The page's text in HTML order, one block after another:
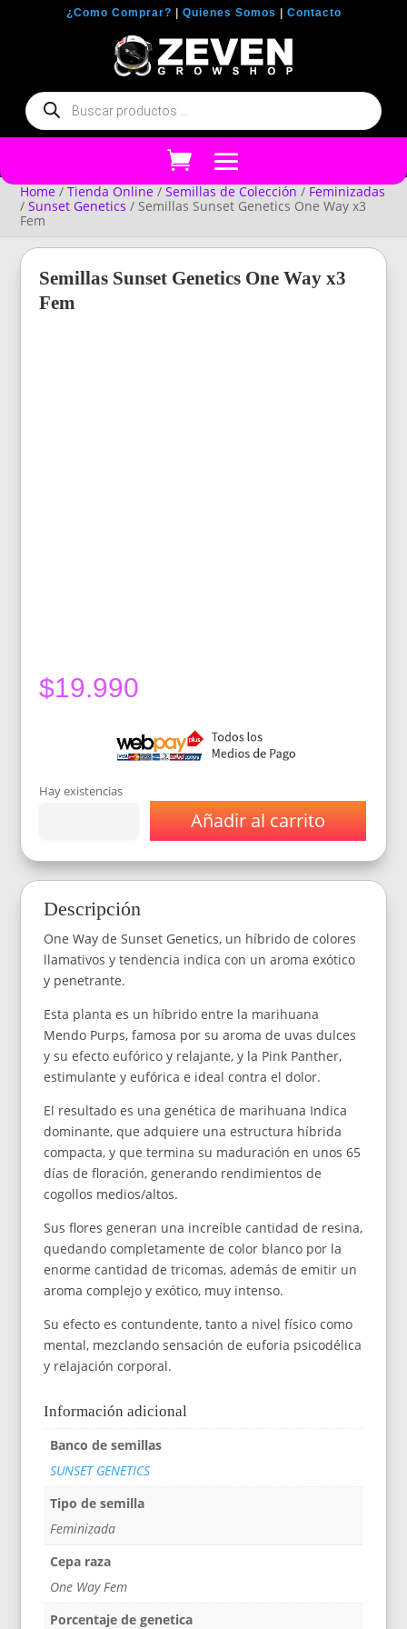
¿Como Comprar? Quienes Somos Contacto
Búsqueda
de
productos
Home /Tienda Online /Semillas de Colección / Feminizadas
/Sunset Genetics / Semillas Sunset Genetics One Way x3
Fem
Semillas Sunset Genetics One Way x3
Fem
$19.990
Hay existencias
Genetics
One
x3
cantidad
Añadir al carrito
Descripción
One Way de Sunset Genetics, un híbrido de colores
llamativos y tendencia indica con un aroma exótico
y penetrante.
Esta planta es un híbrido entre la marihuana
Mendo Purps, famosa por su aroma de uvas dulces
y su efecto eufórico y relajante, y la Pink Panther,
estimulante y eufórica e ideal contra el dolor.
El resultado es una genética de marihuana Indica
dominante, que adquiere una estructura híbrida
compacta, y que termina su maduración en unos 65
días de floración, generando rendimientos de
cogollos medios/altos.
Sus flores generan una increíble cantidad de resina,
quedando completamente de color blanco por la
enorme cantidad de tricomas, además de emitir un
aroma complejo y exótico, muy intenso.
Su efecto es contundente, tanto a nivel físico como
mental, mezclando sensación de euforia psicodélica
y relajación corporal.
Información adicional
Banco de semillas
SUNSET GENETICS
Tipo de semilla
Feminizada
Cepa raza
One Way Fem
Porcentaje de genetica